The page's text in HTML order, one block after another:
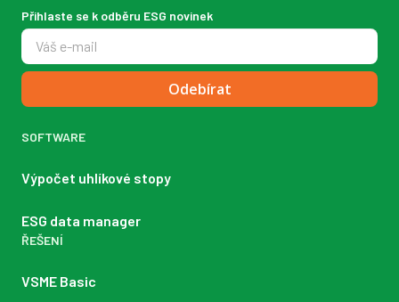
Přihlaste se k odběru ESG novinek
Odebírat
SOFTWARE
Výpočet uhlíkové stopy
ESG data manager
ŘEŠENÍ
VSME Basic